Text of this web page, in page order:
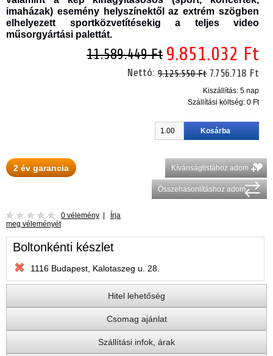
imaházak) esemény helyszínektől az extrém szögben
elhelyezett sportközvetítésekig a teljes video
műsorgyártási palettát.
11.589.449 Ft 9.851.032 Ft
Nettó:9.125.550 Ft 7.756.718 Ft
Kiszállítás: 5 nap
Szállítási költség: 0 Ft
2 év garancia Kívánságlistához adom
Összehasonlításhoz adom
0 vélemény | Írja
meg véleményét
Boltonkénti készlet
1116 Budapest, Kalotaszeg u. 28.
Hitel lehetőség
Csomag ajánlat
Szállítási infok, árak